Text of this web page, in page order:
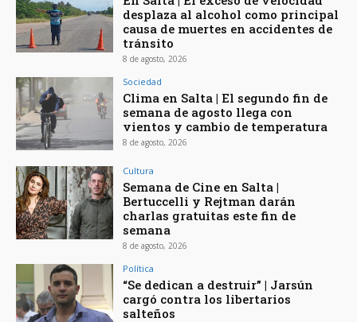
desplaza al alcohol como principal
causa de muertes en accidentes de
tránsito
8 de agosto, 2026
Sociedad
Clima en Salta | El segundo fin de
semana de agosto llega con
vientos y cambio de temperatura
8 de agosto, 2026
Cultura
Semana de Cine en Salta |
Bertuccelli y Rejtman darán
charlas gratuitas este fin de
semana
8 de agosto, 2026
Política
“Se dedican a destruir” | Jarsún
cargó contra los libertarios
salteños